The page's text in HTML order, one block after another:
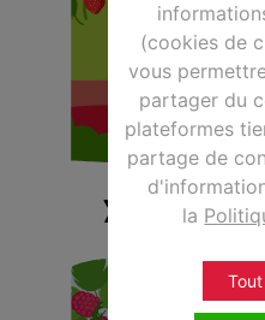
YAOURT
(cookies de
vous
partager du
plateformes
partage de
la